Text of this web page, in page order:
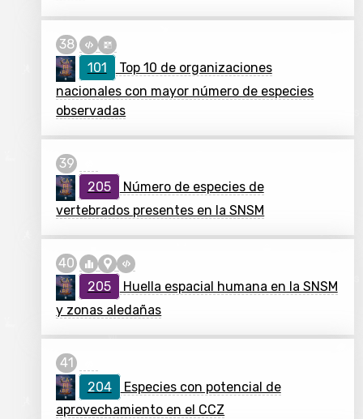
101
Top 10 de organizaciones
nacionales con mayor número de especies
observadas
205
Número de especies de
vertebrados presentes en la SNSM
205
Huella espacial humana en la SNSM
y zonas aledañas
204
Especies con potencial de
aprovechamiento en el CCZ